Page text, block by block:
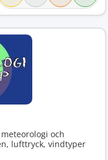
och
lufttryck, vindtyper